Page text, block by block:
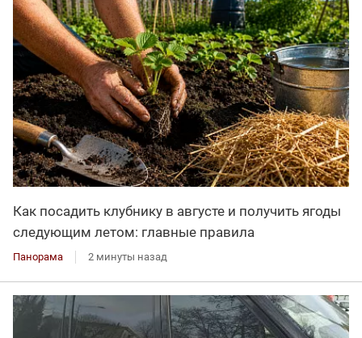
Как посадить клубнику в августе и получить ягоды
следующим летом: главные правила
Панорама 2 минуты назад